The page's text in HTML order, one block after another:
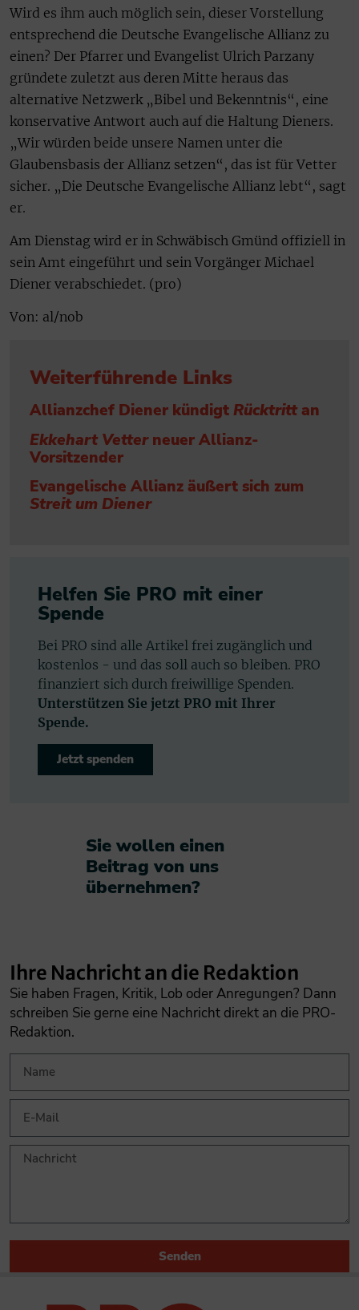
Wird es ihm auch möglich sein, dieser Vorstellung
entsprechend die Deutsche Evangelische Allianz zu
einen? Der Pfarrer und Evangelist Ulrich Parzany
gründete zuletzt aus deren Mitte heraus das
alternative Netzwerk „Bibel und Bekenntnis“, eine
konservative Antwort auch auf die Haltung Dieners.
„Wir würden beide unsere Namen unter die
Glaubensbasis der Allianz setzen“, das ist für Vetter
sicher. „Die Deutsche Evangelische Allianz lebt“, sagt
er.
Am Dienstag wird er in Schwäbisch Gmünd offiziell in
sein Amt eingeführt und sein Vorgänger Michael
Diener verabschiedet. (pro)
Von: al/nob
Weiterführende Links
Allianzchef Diener kündigtRücktrittan
Ekkehart Vetterneuer Allianz-
Vorsitzender
Evangelische Allianz äußert sich zum
Streit um Diener
Helfen Sie PRO mit einer
Spende
Bei PRO sind alle Artikel frei zugänglich und
kostenlos - und das soll auch so bleiben. PRO
finanziert sich durch freiwillige Spenden.
Unterstützen Sie jetzt PRO mit Ihrer
Spende.
Jetzt spenden
Sie wollen einen
Beitrag von uns
übernehmen?​
Ihre Nachricht an die Redaktion
Sie haben Fragen, Kritik, Lob oder Anregungen? Dann
schreiben Sie gerne eine Nachricht direkt an die PRO-
Redaktion.
Senden